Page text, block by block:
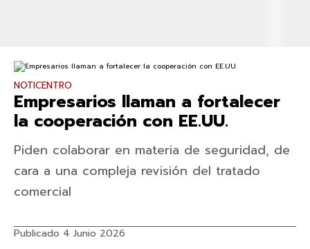
NOTICENTRO
Empresarios llaman a fortalecer
la cooperación con EE.UU.
Piden colaborar en materia de seguridad, de
cara a una compleja revisión del tratado
comercial
Publicado 4 Junio 2026